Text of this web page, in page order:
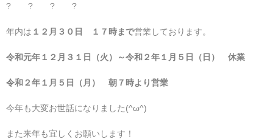
? ? ? ?
年内は １２月３０日 １７時まで営業しております。
令和元年１２月３１日（火）～令和２年１月５日（日） 休業
令和２年１月５日（月） 朝７時より営業
今年も大変お世話になりました(^ω^)
また来年も宜しくお願いします！